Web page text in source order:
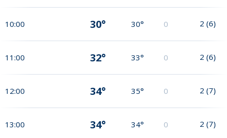
10:00 30° 30° 0 2 (6)
11:00 32° 33° 0 2 (6)
12:00 34° 35° 0 2 (7)
13:00 34° 34° 0 2 (7)